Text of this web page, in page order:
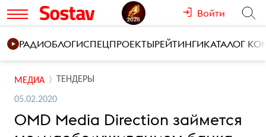
Войти
РАДИОБЛОГИСПЕЦПРОЕКТЫРЕЙТИНГИКАТАЛОГ
МЕДИА ТЕНДЕРЫ
05.02.2020
OMD Media Direction займется